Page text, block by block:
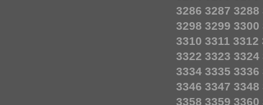
3286 3287 3288
3298 3299 3300
3310 3311 3312
3322 3323 3324
3334 3335 3336
3346 3347 3348
3358 3359 3360